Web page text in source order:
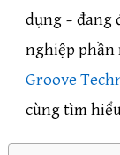
dụng – đang
nghiệp phần
Groove
cùng tìm